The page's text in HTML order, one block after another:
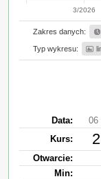
3/2026
Zakres danych:
Typ wykresu:
Data:
06
Kurs:
Otwarcie:
Min: